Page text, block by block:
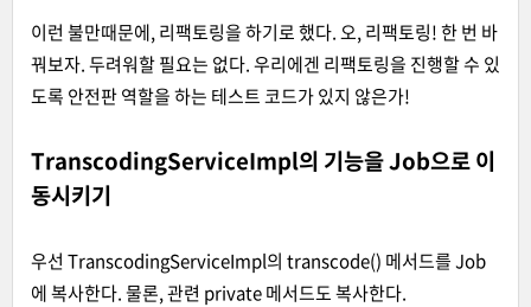
이런 불만때문에, 리팩토링을 하기로 했다. 오, 리팩토링! 한 번 바
꿔보자. 두려워할 필요는 없다. 우리에겐 리팩토링을 진행할 수 있
도록 안전판 역할을 하는 테스트 코드가 있지 않은가!
TranscodingServiceImpl의 기능을 Job으로 이
동시키기
우선 TranscodingServiceImpl의 transcode() 메서드를 Job
에 복사한다. 물론, 관련 private 메서드도 복사한다.